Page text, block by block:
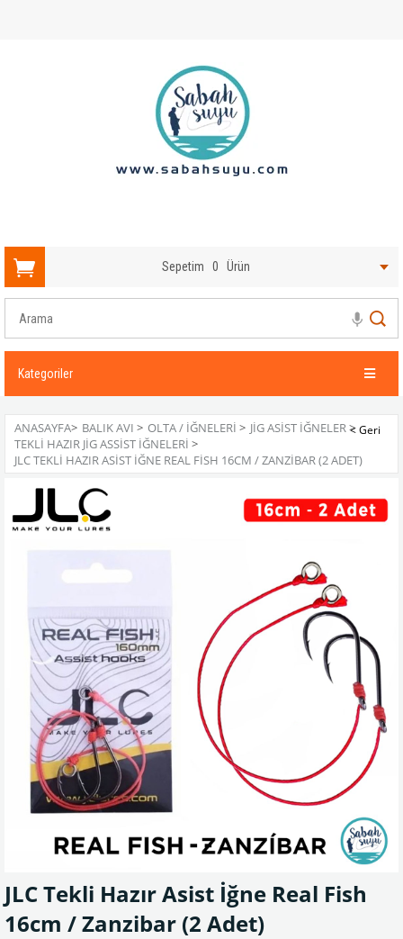
Sepetim 0 Ürün
Kategoriler
ANASAYFA> BALIK AVI > OLTA / İĞNELERI > JIG ASIST İĞNELER>
TEKLI HAZIR JIG ASSIST İĞNELERI >
JLC TEKLI HAZIR ASIST İĞNE REAL FISH 16CM / ZANZIBAR (2 ADET)
JLC Tekli Hazır Asist İğne Real Fish
16cm / Zanzibar (2 Adet)